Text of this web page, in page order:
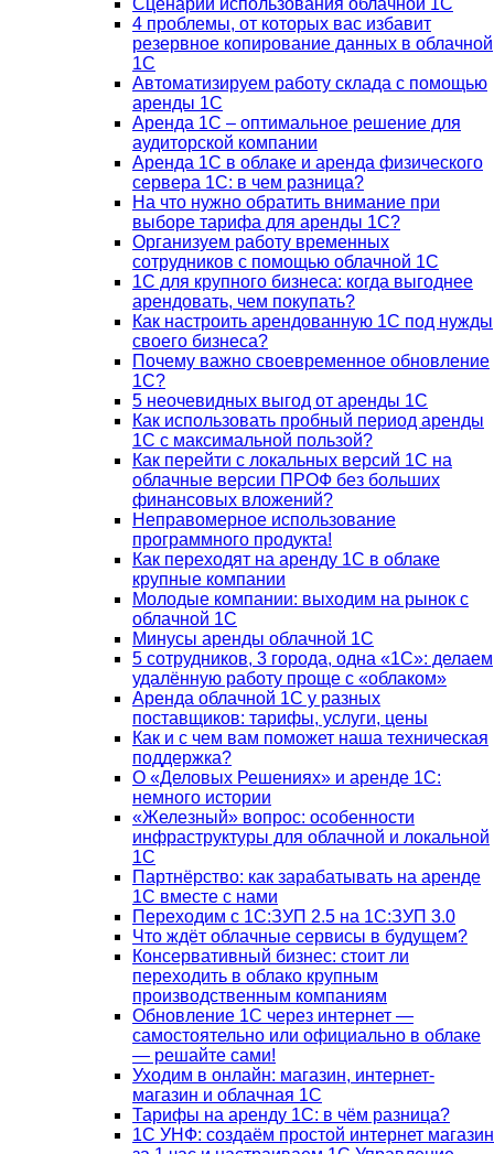
Сценарии использования облачной 1С
4 проблемы, от которых вас избавит
резервное копирование данных в облачной
1С
Автоматизируем работу склада с помощью
аренды 1С
Аренда 1С – оптимальное решение для
аудиторской компании
Аренда 1С в облаке и аренда физического
сервера 1С: в чем разница?
На что нужно обратить внимание при
выборе тарифа для аренды 1С?
Организуем работу временных
сотрудников с помощью облачной 1С
1С для крупного бизнеса: когда выгоднее
арендовать, чем покупать?
Как настроить арендованную 1С под нужды
своего бизнеса?
Почему важно своевременное обновление
1С?
5 неочевидных выгод от аренды 1С
Как использовать пробный период аренды
1С с максимальной пользой?
Как перейти с локальных версий 1С на
облачные версии ПРОФ без больших
финансовых вложений?
Неправомерное использование
программного продукта!
Как переходят на аренду 1С в облаке
крупные компании
Молодые компании: выходим на рынок с
облачной 1С
Минусы аренды облачной 1С
5 сотрудников, 3 города, одна «1С»: делаем
удалённую работу проще с «облаком»
Аренда облачной 1С у разных
поставщиков: тарифы, услуги, цены
Как и с чем вам поможет наша техническая
поддержка?
О «Деловых Решениях» и аренде 1С:
немного истории
«Железный» вопрос: особенности
инфраструктуры для облачной и локальной
1С
Партнёрство: как зарабатывать на аренде
1С вместе с нами
Переходим с 1С:ЗУП 2.5 на 1С:ЗУП 3.0
Что ждёт облачные сервисы в будущем?
Консервативный бизнес: стоит ли
переходить в облако крупным
производственным компаниям
Обновление 1С через интернет —
самостоятельно или официально в облаке
— решайте сами!
Уходим в онлайн: магазин, интернет-
магазин и облачная 1С
Тарифы на аренду 1С: в чём разница?
1С УНФ: создаём простой интернет магазин